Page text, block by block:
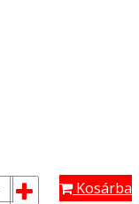
Kosárba